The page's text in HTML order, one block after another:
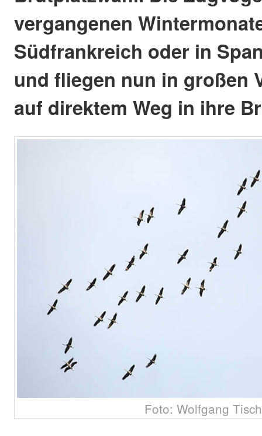
vergangenen
Südfrankreich oder in
und fliegen nun in großen
auf direktem Weg in ihre
Foto: Wolfgang